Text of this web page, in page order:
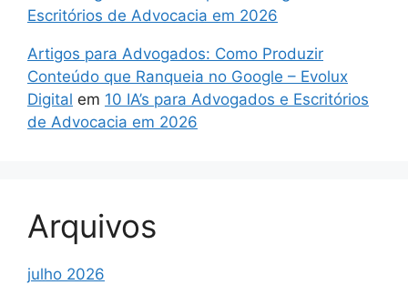
Escritórios de Advocacia em 2026
Artigos para Advogados: Como Produzir
Conteúdo que Ranqueia no Google – Evolux
Digital em 10 IA’s para Advogados e Escritórios
de Advocacia em 2026
Arquivos
julho 2026